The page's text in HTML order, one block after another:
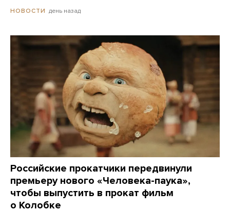
НОВОСТИ день назад
Российские прокатчики передвинули
премьеру нового «Человека-паука»,
чтобы выпустить в прокат фильм
о Колобке